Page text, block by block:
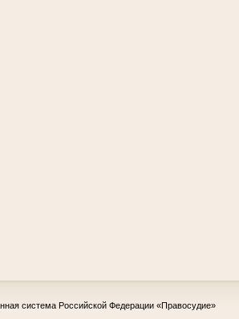
система Российской Федерации «Правосудие»